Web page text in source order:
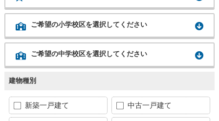
ご希望の小学校区を選択してください
ご希望の中学校区を選択してください
建物種別
新築一戸建て 中古一戸建て